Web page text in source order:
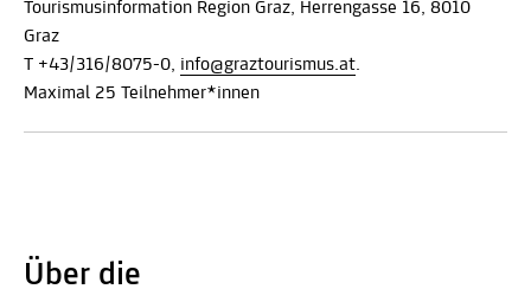
Tourismusinformation Region Graz, Herrengasse 16, 8010
Graz
T +43/316/8075-0, info@graztourismus.at.
Maximal 25 Teilnehmer*innen
Über die